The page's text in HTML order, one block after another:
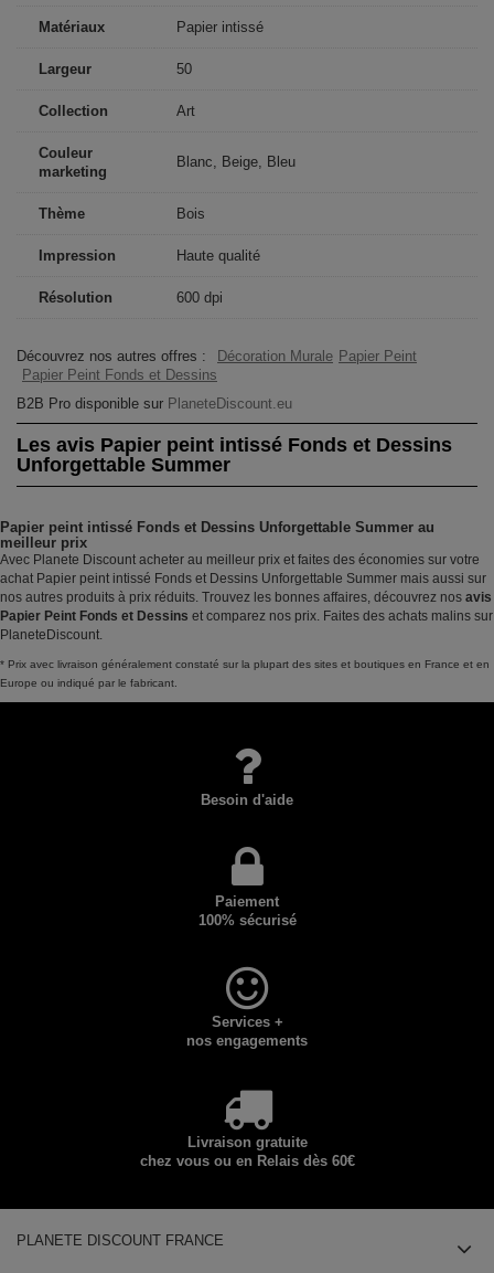
Matériaux Papier intissé
Largeur 50
Collection Art
Couleur
marketing
Blanc, Beige, Bleu
Thème Bois
Impression Haute qualité
Résolution 600 dpi
Découvrez nos autres offres : Décoration Murale Papier Peint
Papier Peint Fonds et Dessins
B2B Pro disponible sur PlaneteDiscount.eu
Les avis Papier peint intissé Fonds et Dessins
Unforgettable Summer
Papier peint intissé Fonds et Dessins Unforgettable Summer au
meilleur prix
Avec Planete Discount acheter au meilleur prix et faites des économies sur votre
achat Papier peint intissé Fonds et Dessins Unforgettable Summer mais aussi sur
nos autres produits à prix réduits. Trouvez les bonnes affaires, découvrez nos avis
Papier Peint Fonds et Dessins et comparez nos prix. Faites des achats malins sur
PlaneteDiscount.
* Prix avec livraison généralement constaté sur la plupart des sites et boutiques en France et en
Europe ou indiqué par le fabricant.
Besoin d'aide
Paiement
100% sécurisé
Services +
nos engagements
Livraison gratuite
chez vous ou en Relais dès 60€
PLANETE DISCOUNT FRANCE